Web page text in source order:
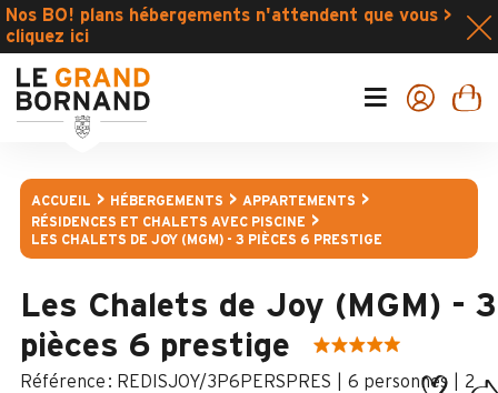
Nos BO! plans hébergements n'attendent que vous >
cliquez ici
ACCUEIL HÉBERGEMENTS
APPARTEMENTS
RÉSIDENCES ET CHALETS AVEC PISCINE
LES CHALETS DE JOY (MGM) - 3 PIÈCES 6 PRESTIGE
Les Chalets de Joy (MGM) - 3
pièces 6 prestige
: REDISJOY/3P6PERSPRES 6 personnes
2